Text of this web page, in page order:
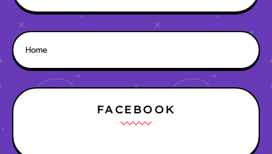
Home
FACEBOOK